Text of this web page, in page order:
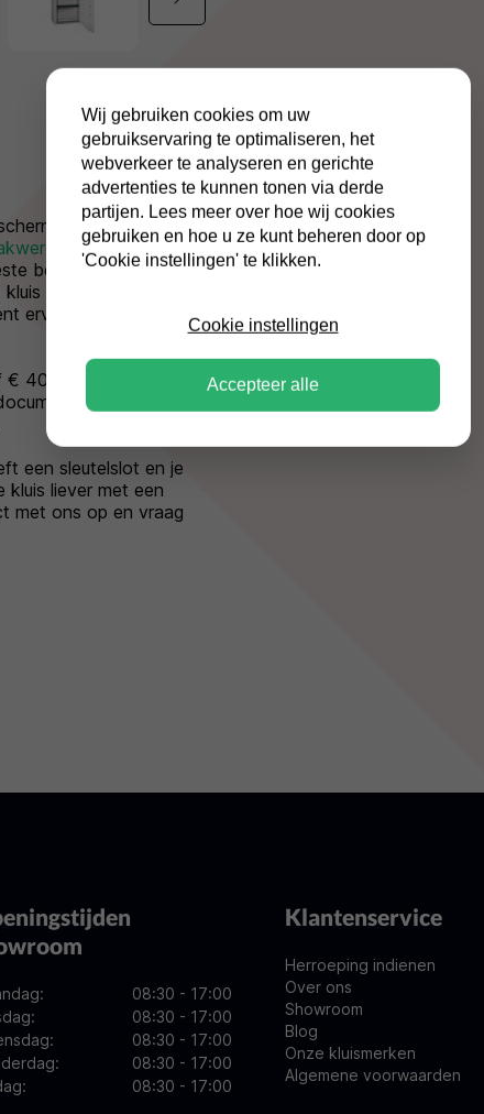
je geld en
kluisis
bescherming en
wordt
ervan verzekerd dat
40.000,-
zijn tot maar
een sleutelslot en je
kluis liever met een
met ons op en vraag
08:30 - 17:00
08:30 - 17:00
08:30 - 17:00
08:30 - 17:00
08:30 - 17:00
Klantenservice
Herroeping indienen
Over ons
Showroom
Blog
Onze kluismerken
Algemene voorwaarden
Wij gebruiken cookies om uw
gebruikservaring te optimaliseren, het
webverkeer te analyseren en gerichte
advertenties te kunnen tonen via derde
partijen. Lees meer over hoe wij cookies
gebruiken en hoe u ze kunt beheren door op
'Cookie instellingen' te klikken.
Cookie instellingen
Accepteer alle